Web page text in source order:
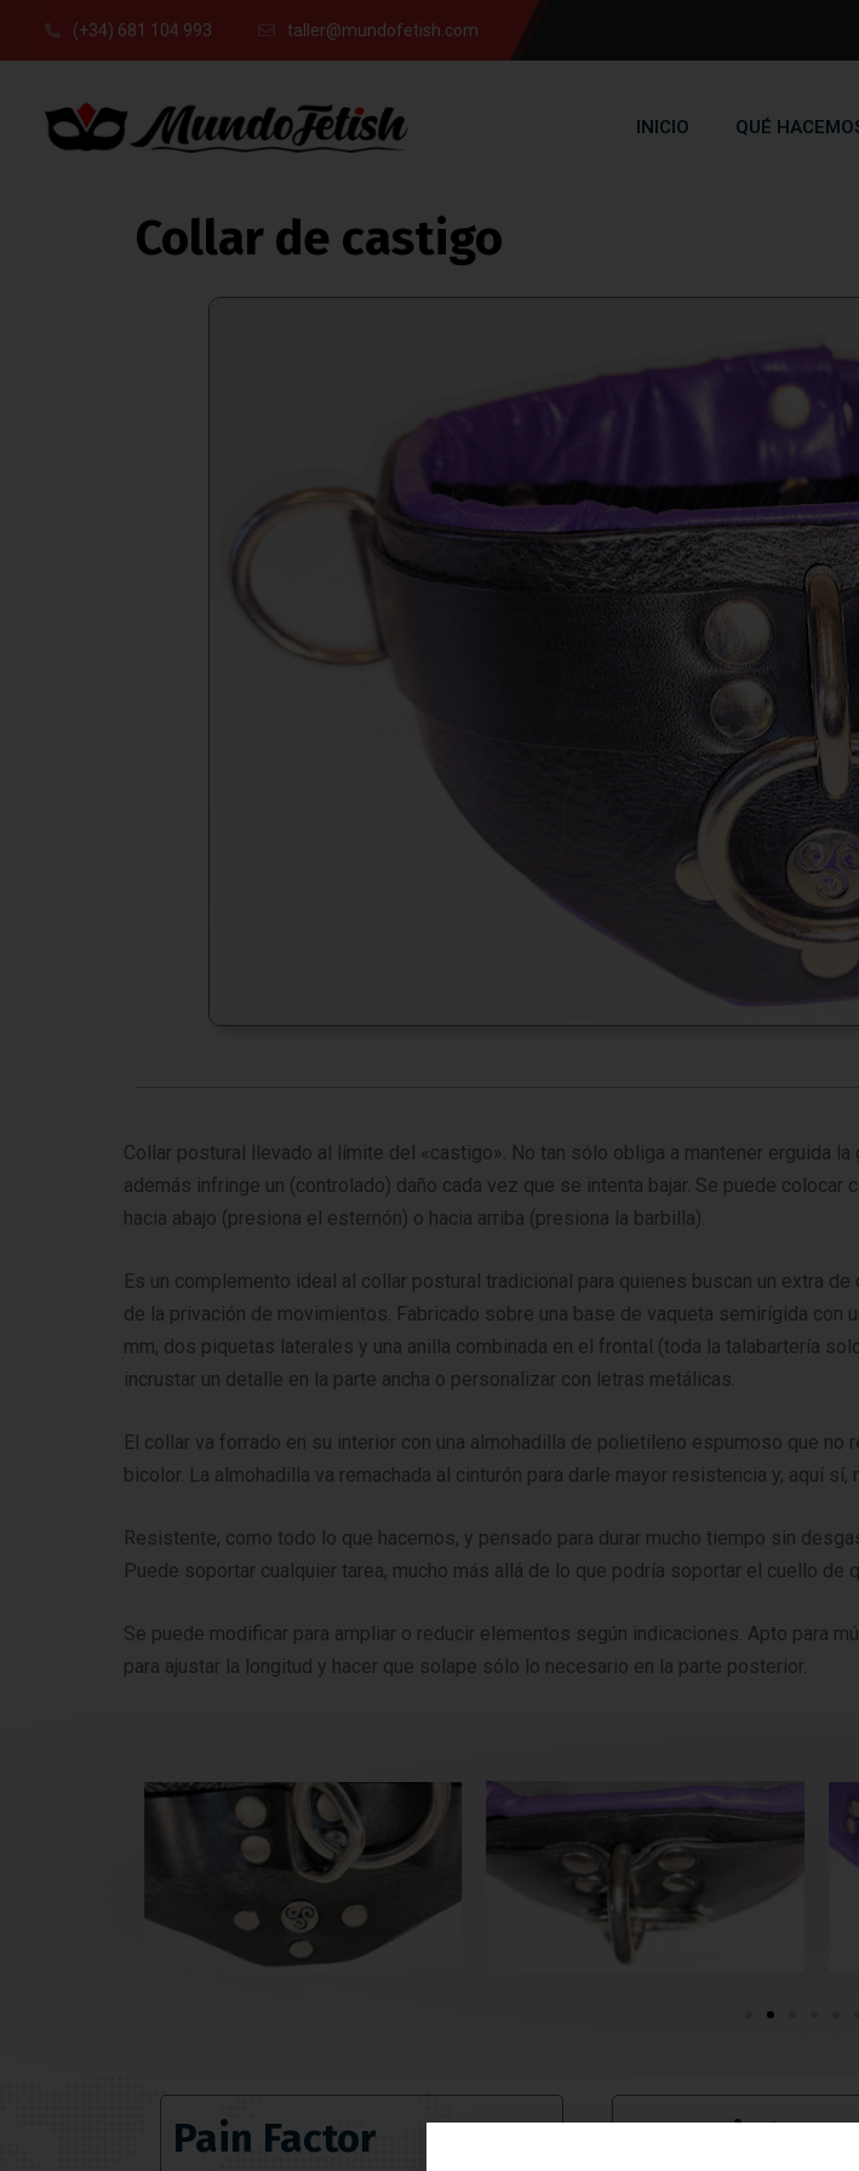
(+34) 681 104 993 taller@mundofetish.com
INICIO QUÉ
Collar de castigo
Collar postural llevado al límite del «castigo». No tan sólo obliga a mantener erguida la
además infringe un (controlado) daño cada vez que se intenta bajar. Se puede colocar
hacia abajo (presiona el esternón) o hacia arriba (presiona la barbilla).
Es un complemento ideal al collar postural tradicional para quienes buscan un extra
de la privación de movimientos. Fabricado sobre una base de vaqueta semirígida con
mm, dos piquetas laterales y una anilla combinada en el frontal (toda la talabartería
incrustar un detalle en la parte ancha o personalizar con letras metálicas.
El collar va forrado en su interior con una almohadilla de polietileno espumoso que
bicolor. La almohadilla va remachada al cinturón para darle mayor resistencia y, aquí
Resistente, como todo lo que hacemos, y pensado para durar mucho tiempo sin
Puede soportar cualquier tarea, mucho más allá de lo que podría soportar el cuello de
Se puede modificar para ampliar o reducir elementos según indicaciones. Apto para
para ajustar la longitud y hacer que solape sólo lo necesario en la parte posterior.
Pain Factor Materiales